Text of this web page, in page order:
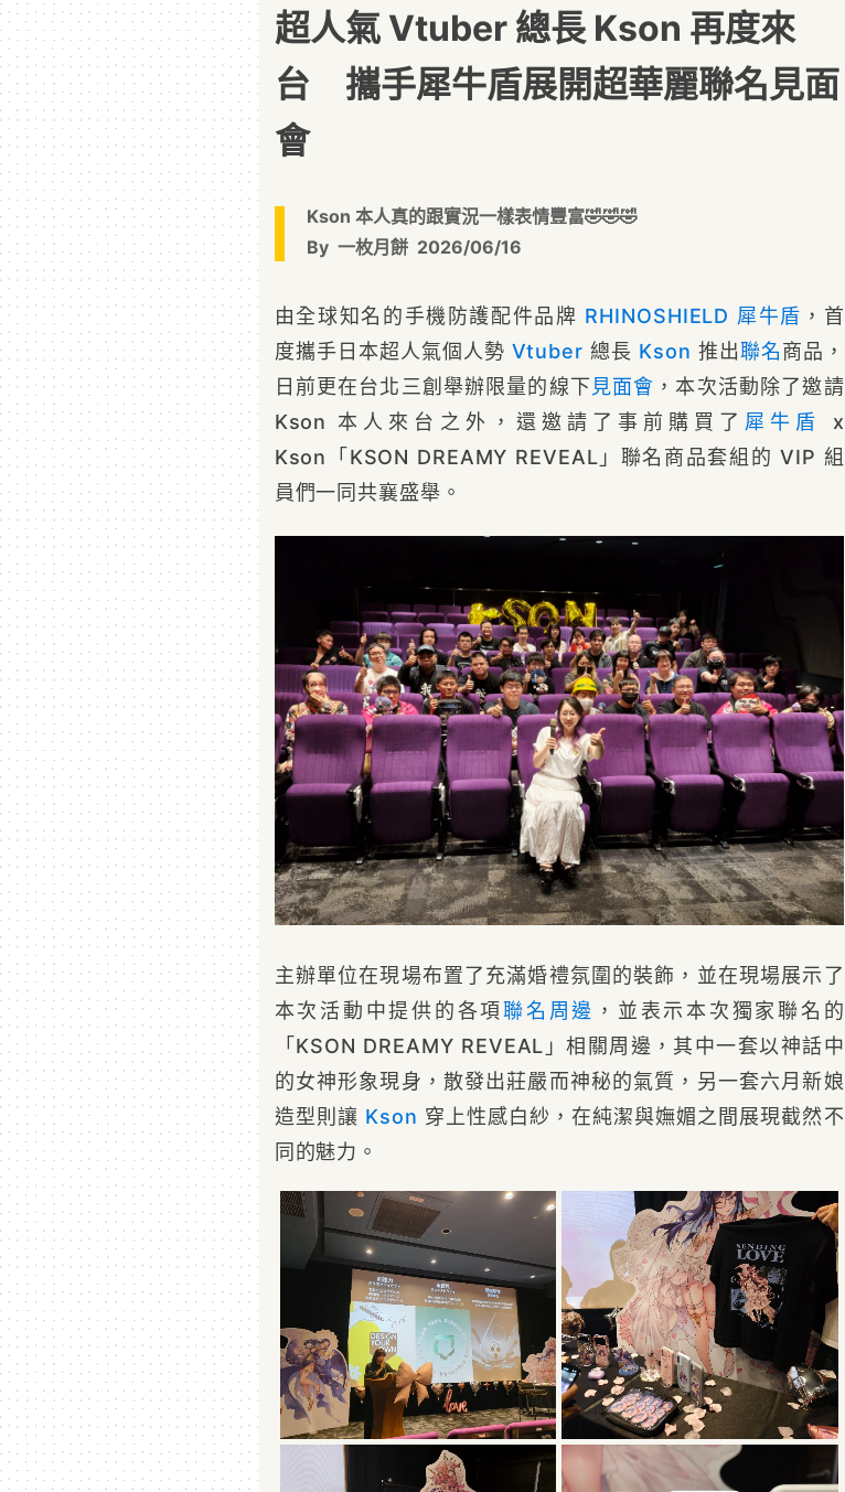
超人氣 Vtuber 總長 Kson 再度來
台 攜手犀牛盾展開超華麗聯名見面
會
Kson 本人真的跟實況一樣表情豐富🤣🤣🤣
By 一枚月餅 2026/06/16
由全球知名的手機防護配件品牌 RHINOSHIELD 犀牛盾 ，首
度攜手日本超人氣個人勢 Vtuber 總長 Kson 推出聯名商品，
日前更在台北三創舉辦限量的線下 見面會 ，本次活動除了邀請
Kson 本人來台之外，還邀請了事前購買了 犀牛盾
x
Kson「KSON DREAMY REVEAL」聯名商品套組的 VIP 組
員們一同共襄盛舉。
主辦單位在現場布置了充滿婚禮氛圍的裝飾，並在現場展示了
本次活動中提供的各項聯名 周邊 ，並表示本次獨家聯名的
「KSON DREAMY REVEAL」相關周邊，其中一套以神話中
的女神形象現身，散發出莊嚴而神秘的氣質，另一套六月新娘
造型則讓 Kson 穿上性感白紗，在純潔與嫵媚之間展現截然不
同的魅力。